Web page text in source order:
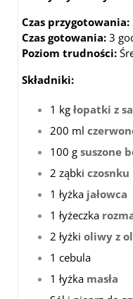
Czas przygotowania:
Czas gotowania: 3
Poziom trudności:
Składniki:
1 kg łopatki z
200 ml
100 g suszone
2 ząbki czosnku
1 łyżka jałowca
1 łyżeczka
2 łyżki oliwy z
1 cebula
1 łyżka masła